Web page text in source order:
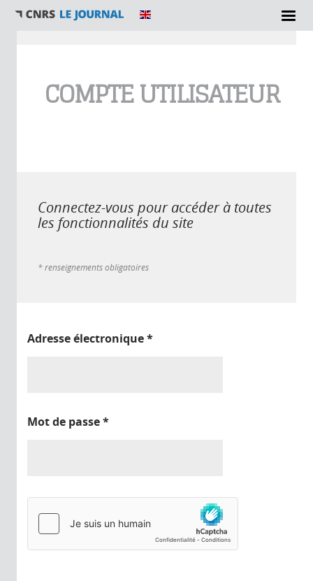
COMPTE UTILISATEUR
Connectez-vous pour accéder à toutes
les fonctionnalités du site
* renseignements obligatoires
Adresse électronique*
Mot de passe*